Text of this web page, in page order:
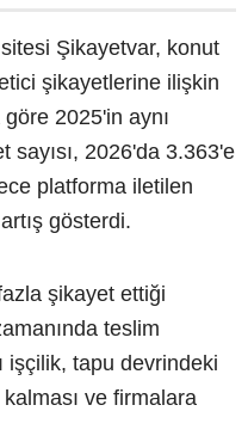
Şikayetvar, konut
şikayetlerine ilişkin
2025'in aynı
sayısı, 2026'da 3.363'e
platforma iletilen
gösterdi.
şikayet ettiği
teslim
işçilik, tapu devrindeki
ve firmalara